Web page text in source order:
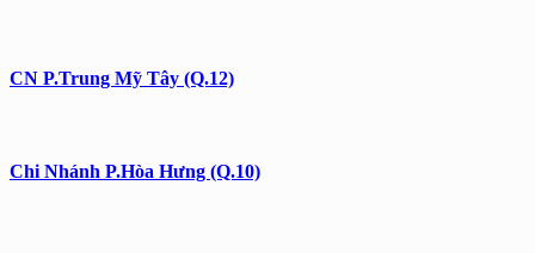
CN P.Trung Mỹ Tây (Q.12)
Chi Nhánh P.Hòa Hưng (Q.10)